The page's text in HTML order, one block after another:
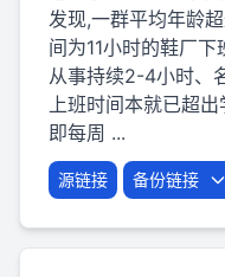
发现,一群平均年龄
间为11小时的鞋厂
从事持续2-4小时、
上班时间本就已超
即每周 ...
源链接 备份链接